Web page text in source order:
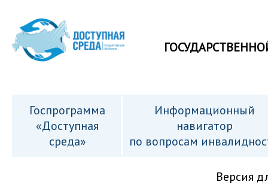
Госпрограмма
«Доступная
среда»
Информационный
навигатор
по вопросам
Версия